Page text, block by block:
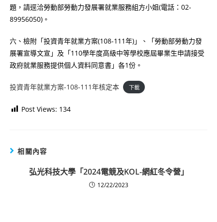
題，請逕洽勞動部勞動力發展署就業服務組方小姐(電話：02-
89956050)。
六、檢附「投資青年就業方案(108-111年)」、「勞動部勞動力發
展署宣導文宣」及「110學年度高級中等學校應屆畢業生申請接受
政府就業服務提供個人資料同意書」各1份。
投資青年就業方案-108-111年核定本 下載
Post Views: 134
相關內容
弘光科技大學「2024電競及KOL-網紅冬令營」
12/22/2023